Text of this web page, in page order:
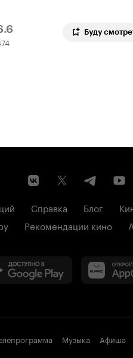
Буду
Справка Блог
Рекомендации кино
Музыка Афиша